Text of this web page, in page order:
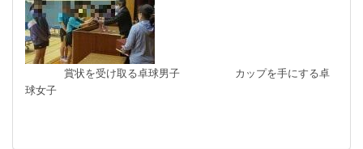
賞状を受け取る卓球男子 カップを手にする卓
球女子